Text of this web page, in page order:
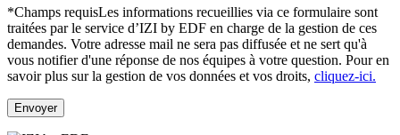
*Champs requisLes informations recueillies via ce formulaire sont
traitées par le service d’IZI by EDF en charge de la gestion de ces
demandes. Votre adresse mail ne sera pas diffusée et ne sert qu'à
vous notifier d'une réponse de nos équipes à votre question. Pour en
savoir plus sur la gestion de vos données et vos droits, cliquez-ici.